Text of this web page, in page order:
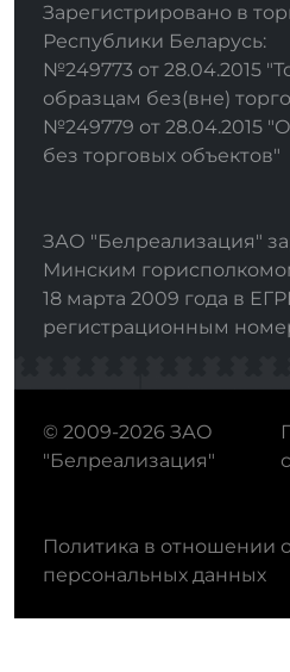
Зарегистрировано в
Республики Беларусь:
№249773 от 28.04.2015
образцам без(вне)
№249779 от 28.04.2015
без торговых объектов"
ЗАО "Белреализация"
Минским
18 марта 2009 года в
регистрационным
© 2009-2026 ЗАО
"Белреализация"
Политика в отношении
персональных данных